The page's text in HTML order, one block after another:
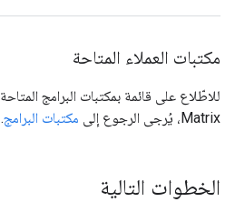
مكتبات العملاء المتاحة
Matrix، يُرجى الرجوع إلى
مكتبات البرامج.
الخطوات التالية